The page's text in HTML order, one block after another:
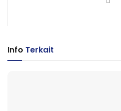
Info Terkait